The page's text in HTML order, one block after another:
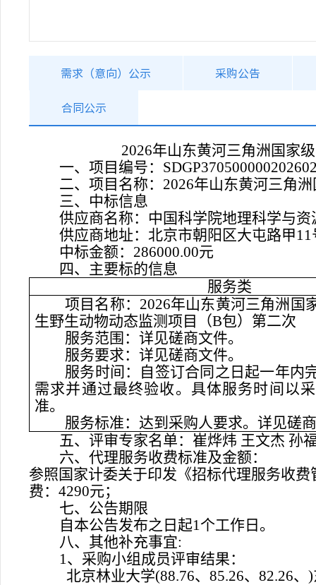
需求（意向）公示 采购公告
合同公示
2026年山东黄河三角洲国家
一、项目编号：
二、项目名称： 2026年山东黄河三角
三、中标信息
供应商名称：中国科学院地理科学与资
供应商地址： 北京市朝阳区大屯路甲11
中标金额： 286000.00元
四、主要标的信息
服务类
项目名称： 2026年山东黄河三角洲国
生野生动物动态监测项目（B包） 第二次
服务范围：详见磋商文件。
服务要求：详见磋商文件。
服务时间：
自签订合同之日起一年内
需求并通过最终验收。具体服务时间以
准。
服务标准：达到采购人要求。详见磋商
五、评审专家名单： 崔烨炜 王文杰 孙
六、代理服务收费标准及金额：
参照国家计委关于印发《招标代理服务收
费： 4290元；
七、公告期限
自本公告发布之日起1个工作日。
八、其他补充事宜:
1、采购小组成员评审结果：
北京林业大学(88.76、85.26、82.26